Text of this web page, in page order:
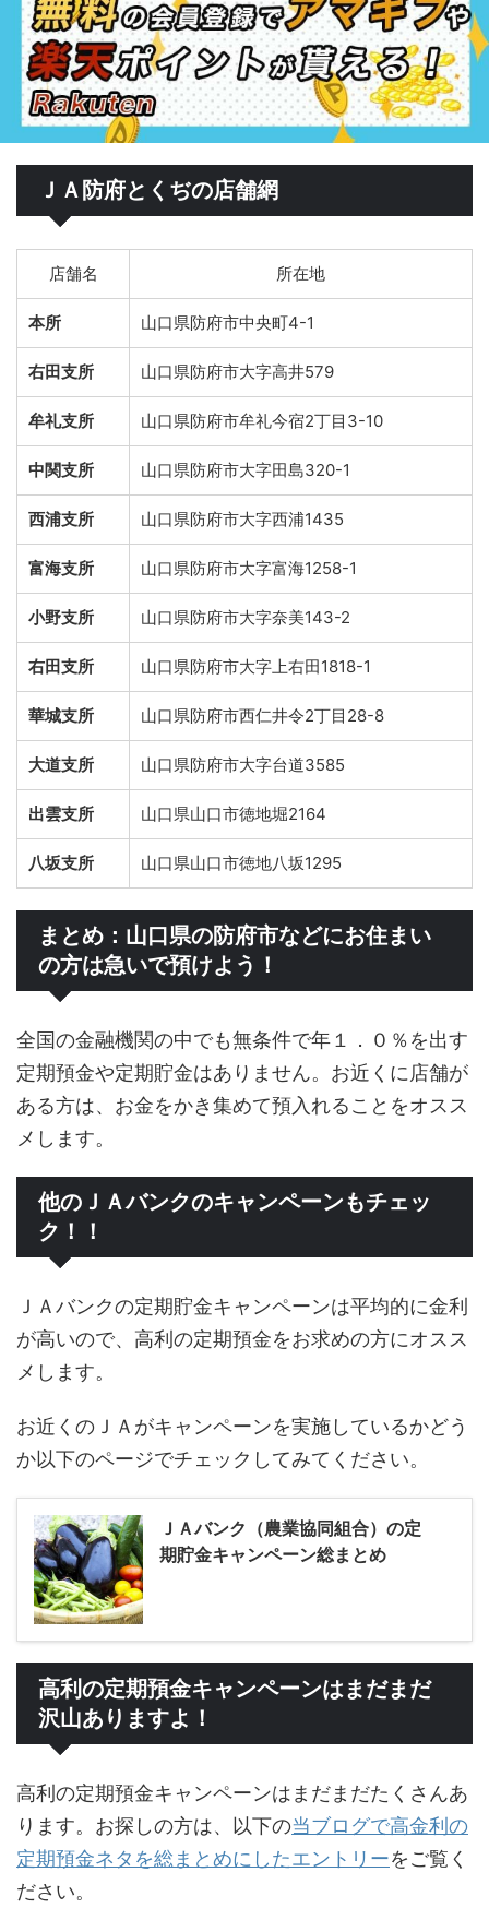
ＪＡ防府とくぢの店舗網
店舗名 所在地
本所 山口県防府市中央町4-1
右田支所 山口県防府市大字高井579
牟礼支所 山口県防府市牟礼今宿2丁目3-10
中関支所 山口県防府市大字田島320-1
西浦支所 山口県防府市大字西浦1435
富海支所 山口県防府市大字富海1258-1
小野支所 山口県防府市大字奈美143-2
右田支所 山口県防府市大字上右田1818-1
華城支所 山口県防府市西仁井令2丁目28-8
大道支所 山口県防府市大字台道3585
出雲支所 山口県山口市徳地堀2164
八坂支所 山口県山口市徳地八坂1295
まとめ：山口県の防府市などにお住まい
の方は急いで預けよう！
全国の金融機関の中でも無条件で年１．０％を出す
定期預金や定期貯金はありません。お近くに店舗が
ある方は、お金をかき集めて預入れることをオスス
メします。
他のＪＡバンクのキャンペーンもチェッ
ク！！
ＪＡバンクの定期貯金キャンペーンは平均的に金利
が高いので、高利の定期預金をお求めの方にオスス
メします。
お近くのＪＡがキャンペーンを実施しているかどう
か以下のページでチェックしてみてください。
ＪＡバンク（農業協同組合）の定
期貯金キャンペーン総まとめ
高利の定期預金キャンペーンはまだまだ
沢山ありますよ！
高利の定期預金キャンペーンはまだまだたくさんあ
ります。お探しの方は、以下の当ブログで高金利の
定期預金ネタを総まとめにしたエントリーをご覧く
ださい。